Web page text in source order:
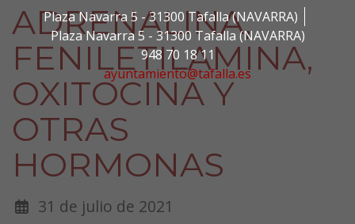
Plaza Navarra 5 - 31300 Tafalla (NAVARRA)
Plaza Navarra 5 - 31300 Tafalla (NAVARRA)
948 70 18 11
ayuntamiento@tafalla.es
ADRENALINA,
FENILETILAMINA,
OXITOCINA Y
OTRAS
HORMONAS
31 de julio de 2021